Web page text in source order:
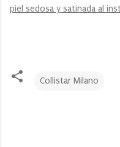
piel sedosa y satinada al
Collistar Milano